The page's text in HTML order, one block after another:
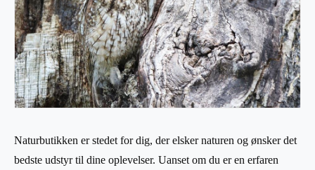
Naturbutikken er stedet for dig, der elsker naturen og ønsker det
bedste udstyr til dine oplevelser. Uanset om du er en erfaren